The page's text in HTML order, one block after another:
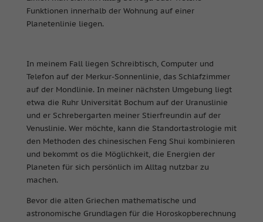
Funktionen innerhalb der Wohnung auf einer
Planetenlinie liegen.
In meinem Fall liegen Schreibtisch, Computer und
Telefon auf der Merkur-Sonnenlinie, das Schlafzimmer
auf der Mondlinie. In meiner nächsten Umgebung liegt
etwa die Ruhr Universität Bochum auf der Uranuslinie
und er Schrebergarten meiner Stierfreundin auf der
Venuslinie. Wer möchte, kann die Standortastrologie mit
den Methoden des chinesischen Feng Shui kombinieren
und bekommt os die Möglichkeit, die Energien der
Planeten für sich persönlich im Alltag nutzbar zu
machen.
Bevor die alten Griechen mathematische und
astronomische Grundlagen für die Horoskopberechnung